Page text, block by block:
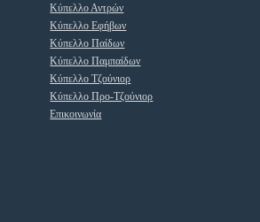
Κύπελλο Αντρών
Κύπελλο Εφήβων
Κύπελλο Παίδων
Κύπελλο Παμπαίδων
Κύπελλο Τζούνιορ
Κύπελλο Προ-Τζούνιορ
Επικοινωνία